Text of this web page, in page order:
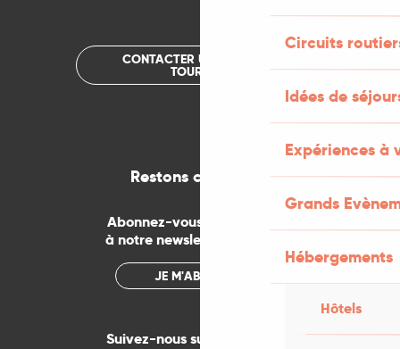
Circuits
Idées de
Expériences à
Grands
Hébergements
Hôtels
CONTACTER UN OFFICE DE
TOURISME
Restons connectés
Abonnez-vous gratuitement
à notre newsletter mensuelle
JE M'ABONNE
Suivez-nous sur les réseaux !